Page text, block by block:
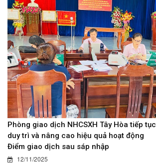
Phòng giao dịch NHCSXH Tây Hòa tiếp tục
duy trì và nâng cao hiệu quả hoạt động
Điểm giao dịch sau sáp nhập
12/11/2025